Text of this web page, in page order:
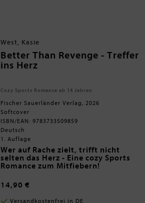
West, Kasie
Better Than Revenge - Treffer
ins Herz
Cozy Sports Romance ab 14 Jahren
Fischer Sauerländer Verlag, 2026
Softcover
ISBN/EAN: 9783733509859
Deutsch
1. Auflage
Wer auf Rache zielt, trifft nicht
selten das Herz - Eine cozy Sports
Romance zum Mitfiebern!
siebzehnjährigen Finley ist ein
eigener Podcast. Sie hat auch schon
eine geniale Idee - doch dann klaut
Finley ist fest entschlossen, es ihm
14,90 €
Versandkostenfrei in DE